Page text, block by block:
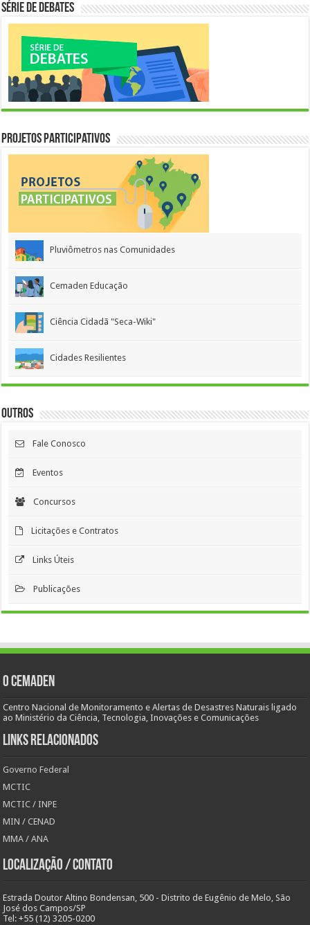
Série de Debates
Projetos Participativos
Pluviômetros nas Comunidades
Cemaden Educação
Ciência Cidadã "Seca-Wiki"
Cidades Resilientes
Outros
Fale Conosco
Eventos
Concursos
Licitações e Contratos
Links Úteis
Publicações
O Cemaden
Centro Nacional de Monitoramento e Alertas de Desastres Naturais ligado
ao Ministério da Ciência, Tecnologia, Inovações e Comunicações
Links Relacionados
Governo Federal
MCTIC
MCTIC / INPE
MIN / CENAD
MMA / ANA
Localização / Contato
Estrada Doutor Altino Bondensan, 500 - Distrito de Eugênio de Melo, São
José dos Campos/SP
Tel: +55 (12) 3205-0200